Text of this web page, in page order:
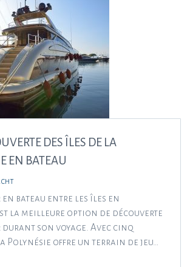
DES ÎLES DE LA
EN BATEAU
en bateau entre les îles en
la meilleure option de découverte
durant son voyage. Avec cinq
Polynésie offre un terrain de jeu…